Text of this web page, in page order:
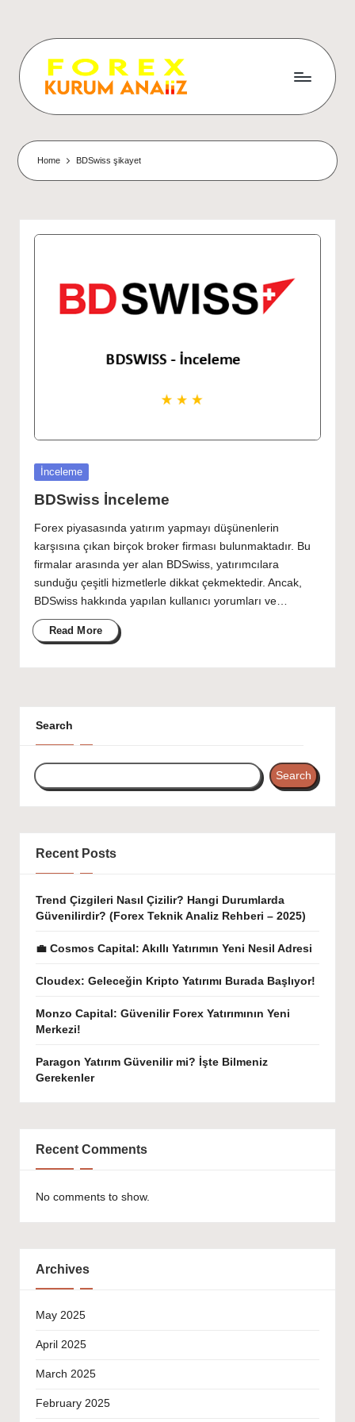
Home BDSwiss şikayet
Posted
İnceleme
BDSwiss İnceleme
Forex piyasasında yatırım yapmayı düşünenlerin
karşısına çıkan birçok broker firması bulunmaktadır. Bu
firmalar arasında yer alan BDSwiss, yatırımcılara
sunduğu çeşitli hizmetlerle dikkat çekmektedir. Ancak,
BDSwiss hakkında yapılan kullanıcı yorumları ve…
Read More
Search
Search
Recent Posts
Trend Çizgileri Nasıl Çizilir? Hangi Durumlarda
Güvenilirdir? (Forex Teknik Analiz Rehberi – 2025)
💼 Cosmos Capital: Akıllı Yatırımın Yeni Nesil Adresi
Cloudex: Geleceğin Kripto Yatırımı Burada Başlıyor!
Monzo Capital: Güvenilir Forex Yatırımının Yeni
Merkezi!
Paragon Yatırım Güvenilir mi? İşte Bilmeniz
Gerekenler
Recent Comments
No comments to show.
Archives
May 2025
April 2025
March 2025
February 2025